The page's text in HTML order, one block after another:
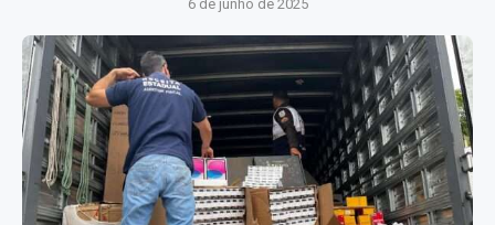
6 de junho de 2025